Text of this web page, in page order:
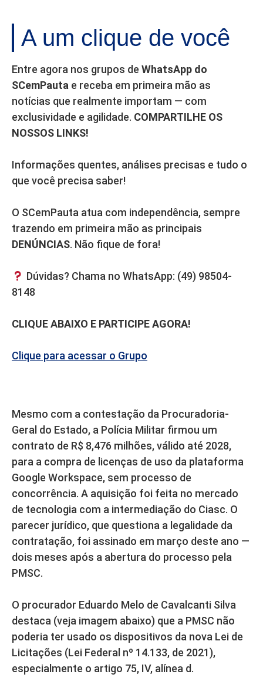
A um clique de você
Entre agora nos grupos de WhatsApp do
SCemPauta e receba em primeira mão as
notícias que realmente importam — com
exclusividade e agilidade. COMPARTILHE OS
NOSSOS LINKS!
Informações quentes, análises precisas e tudo o
que você precisa saber!
O SCemPauta atua com independência, sempre
trazendo em primeira mão as principais
DENÚNCIAS. Não fique de fora!
Dúvidas? Chama no WhatsApp: (49) 98504-
8148
CLIQUE ABAIXO E PARTICIPE AGORA!
Clique para acessar o Grupo
Mesmo com a contestação da Procuradoria-
Geral do Estado, a Polícia Militar firmou um
contrato de R$ 8,476 milhões, válido até 2028,
para a compra de licenças de uso da plataforma
Google Workspace, sem processo de
concorrência. A aquisição foi feita no mercado
de tecnologia com a intermediação do Ciasc. O
parecer jurídico, que questiona a legalidade da
contratação, foi assinado em março deste ano —
dois meses após a abertura do processo pela
PMSC.
O procurador Eduardo Melo de Cavalcanti Silva
destaca (veja imagem abaixo) que a PMSC não
poderia ter usado os dispositivos da nova Lei de
Licitações (Lei Federal nº 14.133, de 2021),
especialmente o artigo 75, IV, alínea d.